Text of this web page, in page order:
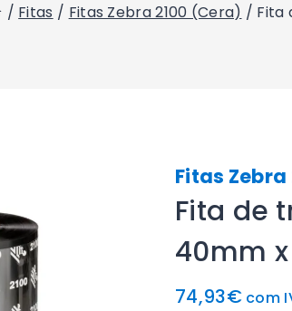
/ Fitas / Fitas Zebra 2100 (Cera) / Fita
Fitas
Fita de
40mm
74,93€com